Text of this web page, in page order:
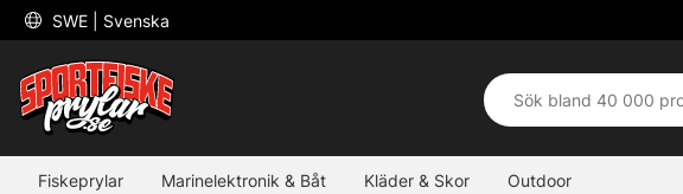
SWE | Svenska
Fiskeprylar Marinelektronik & Båt Kläder & Skor Outdoor